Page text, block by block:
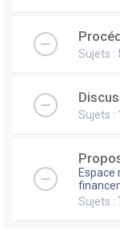
Sujets :
Sujets :
Espace
Sujets :